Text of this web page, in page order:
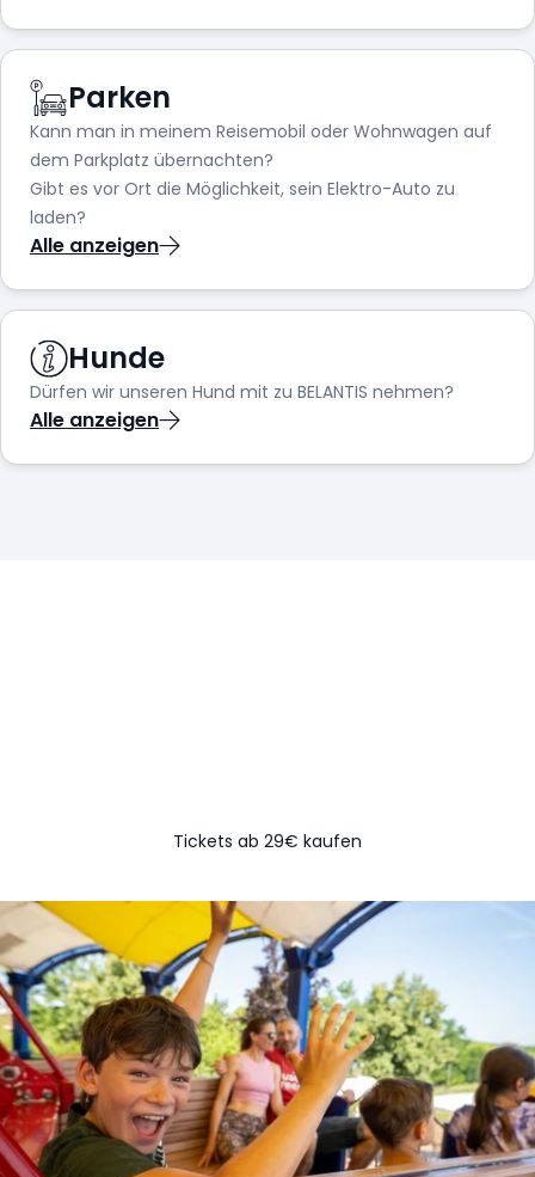
Parken
Kann man in meinem Reisemobil oder Wohnwagen auf
dem Parkplatz übernachten?
Gibt es vor Ort die Möglichkeit, sein Elektro-Auto zu
laden?
Alle anzeigen
Hunde
Dürfen wir unseren Hund mit zu BELANTIS nehmen?
Alle anzeigen
Tickets ab 29€ kaufen